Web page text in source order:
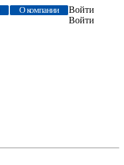
О компании
Войти
Войти